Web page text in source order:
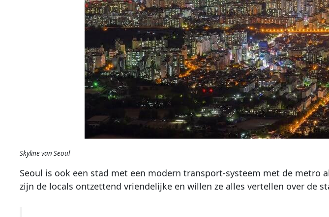
Skyline van Seoul
Seoul is ook een stad met een modern transport-systeem met de metro
zijn de locals ontzettend vriendelijke en willen ze alles vertellen over de